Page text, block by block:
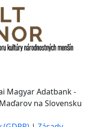
Magyar Adatbank -
na Slovensku